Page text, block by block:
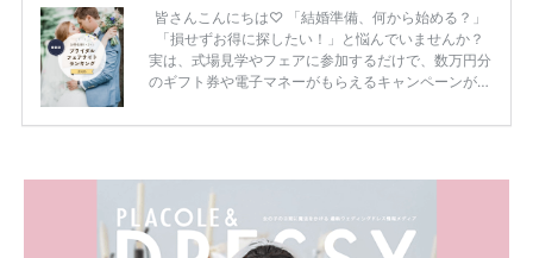
皆さんこんにちは♡ 「結婚準備、何から始める？」
「損せずお得に探したい！」と悩んでいませんか？
実は、式場見学やフェアに参加するだけで、数万円分
のギフト券や電子マネーがもらえるキャンペーンがあ
ため、比較せずに選ぶと損をしてしまうことも……。
内容：特典金額・条件・応募方法・注意点 「どこが
一番お得？」「プラコレの特典は？」といった疑問も
解決します。 まずは診断で候補を絞れる「ウェディ